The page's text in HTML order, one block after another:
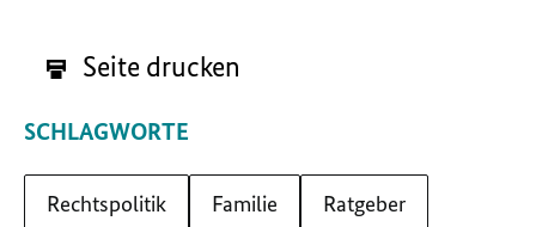
Seite drucken
SCHLAGWORTE
Rechtspolitik Familie Ratgeber